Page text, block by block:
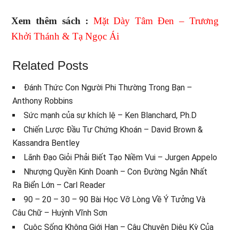
Xem thêm sách : Mặt Dày Tâm Đen – Trương
Khởi Thánh & Tạ Ngọc Ái
Related Posts
Đánh Thức Con Người Phi Thường Trong Bạn –
Anthony Robbins
Sức mạnh của sự khích lệ – Ken Blanchard, Ph.D
Chiến Lược Đầu Tư Chứng Khoán – David Brown &
Kassandra Bentley
Lãnh Đạo Giỏi Phải Biết Tạo Niềm Vui – Jurgen Appelo
Nhượng Quyền Kinh Doanh – Con Đường Ngắn Nhất
Ra Biển Lớn – Carl Reader
90 – 20 – 30 – 90 Bài Học Vỡ Lòng Về Ý Tưởng Và
Câu Chữ – Huỳnh Vĩnh Sơn
Cuộc Sống Không Giới Hạn – Câu Chuyện Diệu Kỳ Của